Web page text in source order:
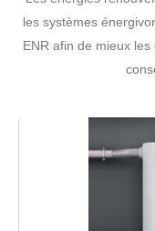
les systèmes
ENR afin de mieux